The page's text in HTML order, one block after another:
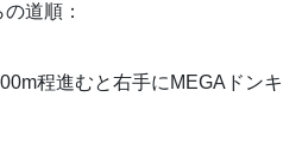
道順：
程進むと右手にMEGAドン